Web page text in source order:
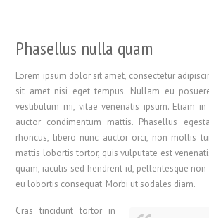
Phasellus nulla quam
Lorem ipsum dolor sit amet, consectetur
sit amet nisi eget tempus. Nullam eu
vestibulum mi, vitae venenatis ipsum. Etiam
auctor condimentum mattis. Phasellus
rhoncus, libero nunc auctor orci, non mollis
mattis lobortis tortor, quis vulputate est
quam, iaculis sed hendrerit id, pellentesque
eu lobortis consequat. Morbi ut sodales diam.
Cras tincidunt tortor in